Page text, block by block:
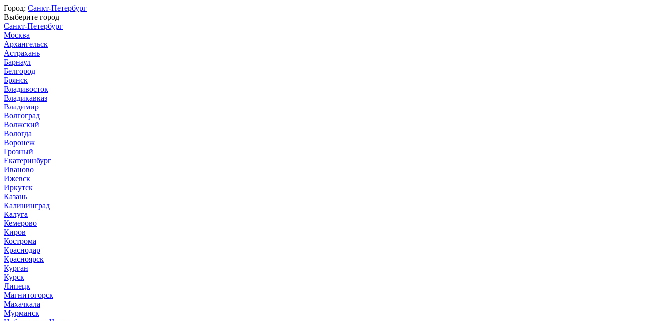
Город: Санкт-Петербург
Выберите город
Санкт-Петербург
Москва
Архангельск
Астрахань
Барнаул
Белгород
Брянск
Владивосток
Владикавказ
Владимир
Волгоград
Волжский
Вологда
Воронеж
Грозный
Екатеринбург
Иваново
Ижевск
Иркутск
Казань
Калининград
Калуга
Кемерово
Киров
Кострома
Краснодар
Красноярск
Курган
Курск
Липецк
Магнитогорск
Махачкала
Мурманск